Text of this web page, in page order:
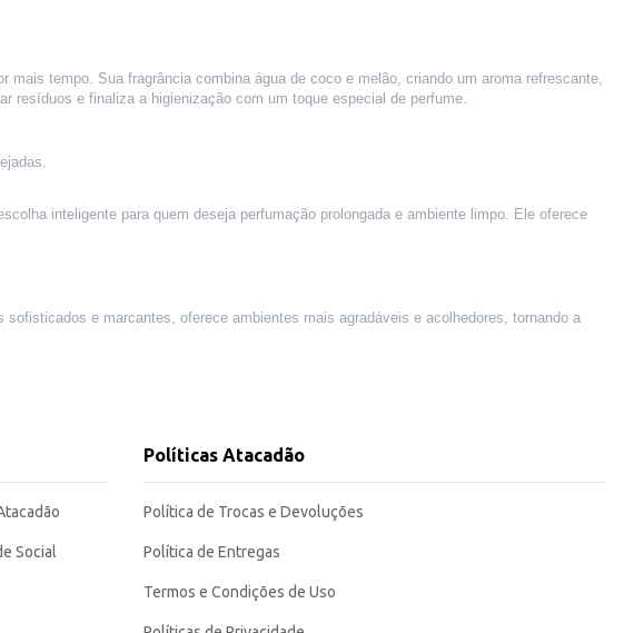
tempo. Sua fragrância combina água de coco e melão, criando um aroma refrescante,
resíduos e finaliza a higienização com um toque especial de perfume.
inteligente para quem deseja perfumação prolongada e ambiente limpo. Ele oferece
e marcantes, oferece ambientes mais agradáveis e acolhedores, tornando a
Social
Políticas Atacadão
Política de Trocas e Devoluções
Política de Entregas
Termos e Condições de Uso